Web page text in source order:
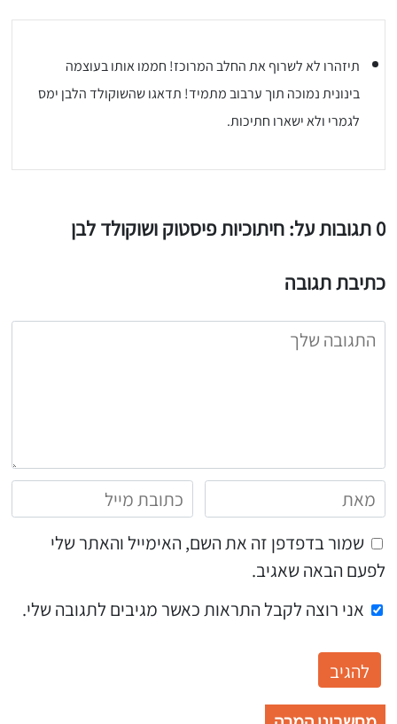
תיזהרו לא לשרוף את החלב המרוכז! חממו אותו בעוצמה
בינונית נמוכה תוך ערבוב מתמיד! תדאגו שהשוקולד הלבן ימס
לגמרי ולא ישארו חתיכות.
0 תגובות על: חיתוכיות פיסטוק ושוקולד לבן
כתיבת תגובה
שמור בדפדפן זה את השם, האימייל והאתר שלי
לפעם הבאה שאגיב.
אני רוצה לקבל התראות כאשר מגיבים לתגובה שלי.